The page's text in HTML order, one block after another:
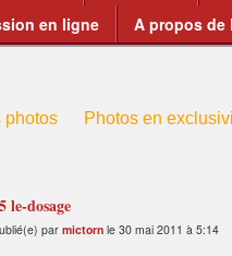
en ligne
A propos de
photos Photos en
le-dosage
parmictorn le 30 mai 2011 à 5:14